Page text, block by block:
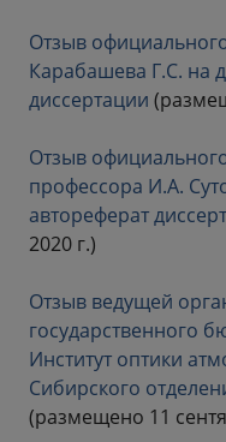
Отзыв
Карабашева Г.С. на
диссертации
Отзыв
профессора И.А.
автореферат
2020 г.)
Отзыв ведущей
государственного
Институт оптики
Сибирского
(размещено 11